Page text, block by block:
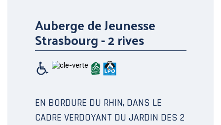
Auberge de Jeunesse
Strasbourg - 2 rives
EN BORDURE DU RHIN, DANS LE
CADRE VERDOYANT DU JARDIN DES 2